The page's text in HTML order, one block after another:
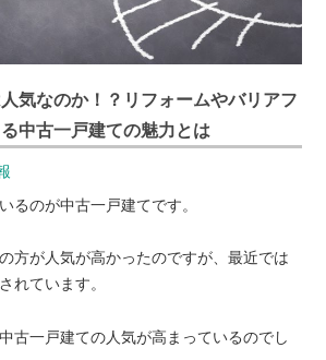
気なのか！？リフォームやバリアフ
中古一戸建ての魅力とは
るのが中古一戸建てです。
方が人気が高かったのですが、最近では
れています。
古一戸建ての人気が高まっているのでし